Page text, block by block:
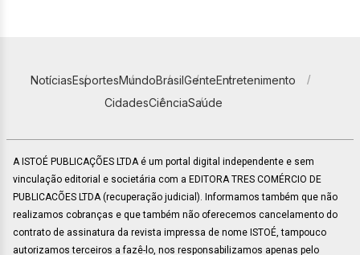
NotíciasEsportesMundoBrasilGenteEntretenimento
CidadesCiênciaSaúde
A ISTOÉ PUBLICAÇÕES LTDA é um portal digital independente e sem
vinculação editorial e societária com a EDITORA TRES COMÉRCIO DE
PUBLICACÕES LTDA (recuperação judicial). Informamos também que não
realizamos cobranças e que também não oferecemos cancelamento do
contrato de assinatura da revista impressa de nome ISTOÉ, tampouco
autorizamos terceiros a fazê-lo, nos responsabilizamos apenas pelo